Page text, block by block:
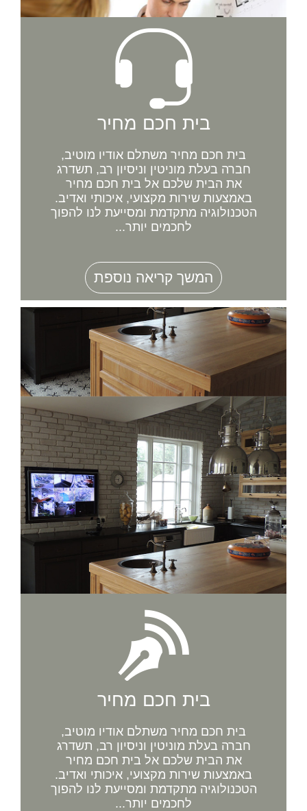
בית חכם מחיר
בית חכם מחיר משתלם אודיו מוטיב,
חברה בעלת מוניטין וניסיון רב, תשדרג
את הבית שלכם אל בית חכם מחיר
באמצעות שירות מקצועי, איכותי ואדיב.
הטכנולוגיה מתקדמת ומסייעת לנו להפוך
לחכמים יותר...
המשך קריאה נוספת
בית חכם מחיר
בית חכם מחיר משתלם אודיו מוטיב,
חברה בעלת מוניטין וניסיון רב, תשדרג
את הבית שלכם אל בית חכם מחיר
באמצעות שירות מקצועי, איכותי ואדיב.
הטכנולוגיה מתקדמת ומסייעת לנו להפוך
לחכמים יותר...